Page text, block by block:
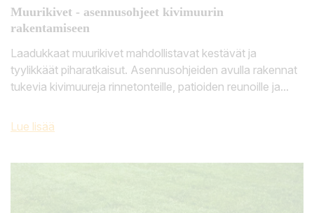
Muurikivet - asennusohjeet kivimuurin
rakentamiseen
Laadukkaat muurikivet mahdollistavat kestävät ja
tyylikkäät piharatkaisut. Asennusohjeiden avulla rakennat
tukevia kivimuureja rinnetonteille, patioiden reunoille ja...
Lue lisää